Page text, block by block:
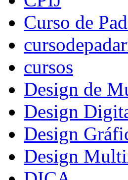
Curso de
cursos
Design de
Design
Design
Design